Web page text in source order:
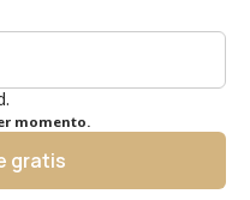
momento.
gratis